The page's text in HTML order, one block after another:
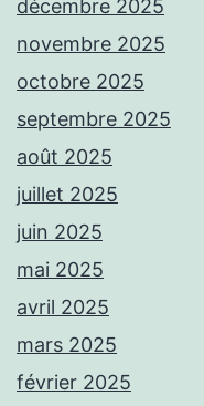
décembre 2025
novembre 2025
octobre 2025
septembre 2025
août 2025
juillet 2025
juin 2025
mai 2025
avril 2025
mars 2025
février 2025